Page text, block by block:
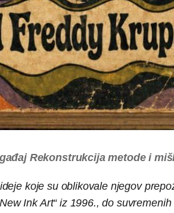
Rekonstrukcija metode i
koje su oblikovale njegov
Ink Art“ iz 1996., do